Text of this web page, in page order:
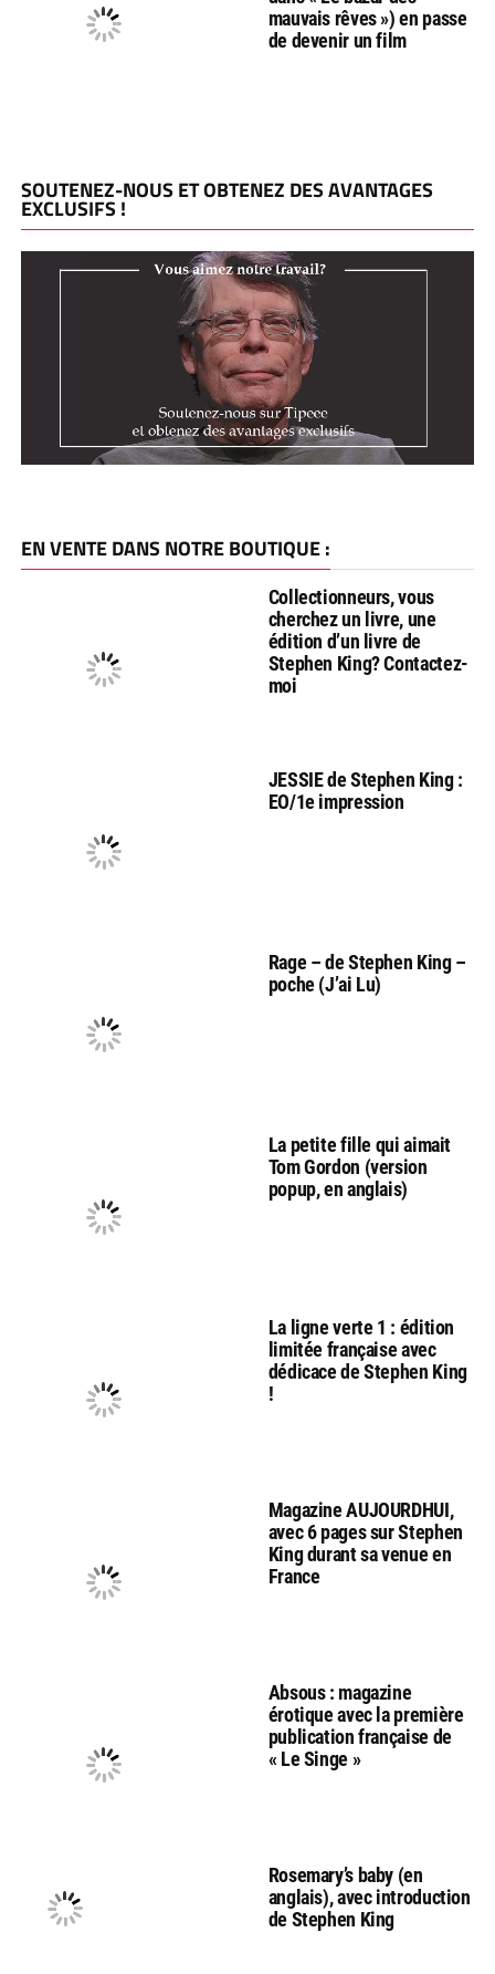
mauvais rêves ») en passe
de devenir un film
SOUTENEZ-NOUS ET OBTENEZ DES AVANTAGES
EXCLUSIFS !
EN VENTE DANS NOTRE BOUTIQUE :
Collectionneurs, vous
cherchez un livre, une
édition d’un livre de
Stephen King? Contactez-
moi
JESSIE de Stephen King :
EO/1e impression
Rage – de Stephen King –
poche (J’ai Lu)
La petite fille qui aimait
Tom Gordon (version
popup, en anglais)
La ligne verte 1 : édition
limitée française avec
dédicace de Stephen King
!
Magazine AUJOURDHUI,
avec 6 pages sur Stephen
King durant sa venue en
France
Absous : magazine
érotique avec la première
publication française de
« Le Singe »
Rosemary’s baby (en
anglais), avec introduction
de Stephen King